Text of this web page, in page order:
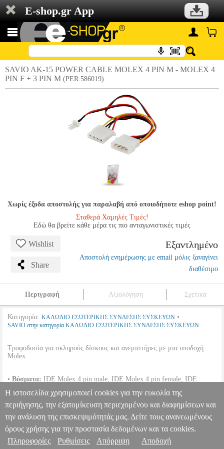
E-shop.gr App
SAVIO AK-15 POWER CABLE MOLEX 4 PIN M - MOLEX 4
PIN F + 3 PIN M (PER.586019)
Χωρίς έξοδα αποστολής για παραλαβή από οποιοδήποτε eshop point!
Σταθερά Χαμηλές Τιμές!
Εδώ θα βρείτε κάθε μέρα τις πιο ανταγωνιστικές τιμές
Wishlist
Share
Εξαντλημένο
Αποστολή ενημέρωσης με email μόλις ξαναγίνει
διαθέσιμο
Περιγραφή Αξιολόγηση Σχετικά
Κατηγορία: ΚΑΛΩΔΙΟ ΕΣΩΤΕΡΙΚΗΣ ΣΥΝΔΕΣΗΣ ΣΥΣΚΕΥΩΝ •
SAVIO στην κατηγορία ΚΑΛΩΔΙΟ ΕΣΩΤΕΡΙΚΗΣ ΣΥΝΔΕΣΗΣ ΣΥΣΚΕΥΩΝ
Τροφοδοσία για σκληρούς δίσκους και ανεμιστήρες με μια υποδοχή
Molex.
• Βύσματα: IDE Molex 4 pin male, IDE Molex 4 pin female, IDE
• Παράμετροι:12v DC / 5V DC.
•Μήκος:18 cm.
SAVIO AK-15 POWER CABLE MOLEX 4 PIN M - MOLEX 4
PIN F + 3 PIN M PER.586019 PER.586019 SAVIO SAVIO
ΚΑΛΩΔΙΟ ΕΣΩΤΕΡΙΚΗΣ ΣΥΝΔΕΣΗΣ ΣΥΣΚΕΥΩΝ
ΚΑΛΩΔΙΟ ΕΣΩΤΕΡΙΚΗΣ ΣΥΝΔΕΣΗΣ ΣΥΣΚΕΥΩΝ
Πληροφορίες & Υπηρεσίες >
Η ιστοσελίδα χρησιμοποιεί cookies για την ευκολία της
περιήγησης, την εξατομίκευση περιεχομένου και διαφημίσεων και
την ανάλυση της επισκεψιμότητάς μας. Δείτε τους ανανεωμένους
όρους χρήσης για την προστασία δεδομένων και τα cookies.
Πληροφορίες
Ρυθμίσεις Απόρριψη Αποδοχή